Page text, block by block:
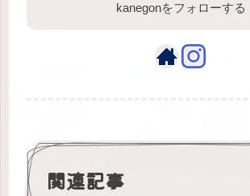
kanegonをフォローする
関連記事